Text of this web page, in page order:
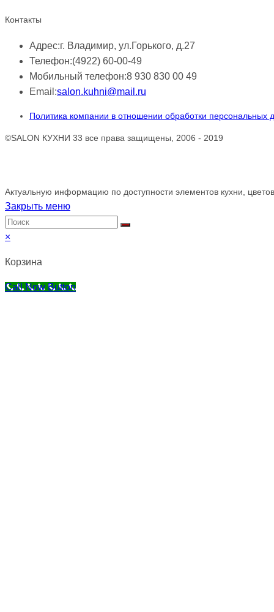
Контакты
Адрес:г. Владимир, ул.Горького, д.27
Телефон:(4922) 60-00-49
Мобильный телефон:8 930 830 00 49
Email:salon.kuhni@mail.ru
Политика компании в отношении обработки персональных
©SALON КУХНИ 33 все права защищены, 2006 - 2019
Актуальную информацию по доступности элементов кухни,
Закрыть меню
×
Корзина
Call Now Button